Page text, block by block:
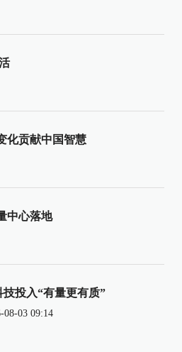
化贡献中国智慧
中心落地
技投入“有量更有质”
08-03 09:14